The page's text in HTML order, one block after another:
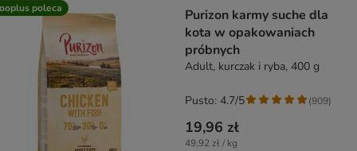
poleca
Purizon karmy suche dla
kota w opakowaniach
próbnych
Adult, kurczak i ryba, 400 g
19,96 zł
49,92 zł / kg
Pusto: 4.7/5 (909)